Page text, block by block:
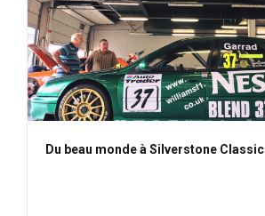
Du beau monde à Silverstone Classic